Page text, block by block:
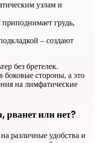
узлам и
грудь,
– создают
без бретелек.
боковые стороны, а это
на лимфатические
рванет или нет?
различные удобства и